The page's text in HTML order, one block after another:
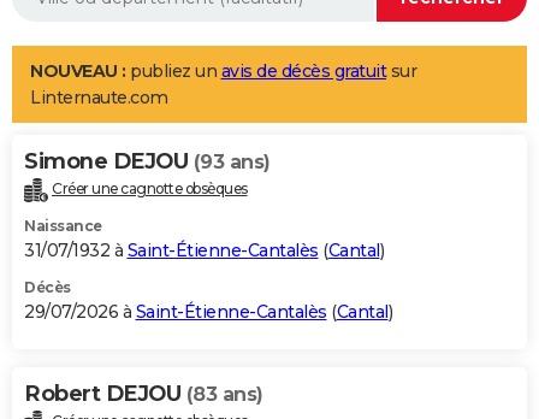
Aménagement intérieur
LIFESTYLE
Art de vivre
Bien-être
Loisirs
Mode
Modes de vie
Alimentation
Guide de la santé
Maladies
Médicaments
Sommeil
VOYAGE
Destinations
City break
Voyage nature
Voyage de noces
Forum
Climat
+PHOTO
GUIDES D'ACHAT
BONS PLANS
Carte de Noël
Carte Bonne année
Carte Saint-Valentin
Carte Pâques
Carte d'anniversaire
DICTIONNAIRE
NOUVEAU : publiez un avis de décès gratuitsur
Linternaute.com
Simone DEJOU (93 ans)
Créer une cagnotte obsèques
Naissance
31/07/1932 à Saint-Étienne-Cantalès (Cantal)
Décès
29/07/2026 à Saint-Étienne-Cantalès (Cantal)
Robert DEJOU (83 ans)